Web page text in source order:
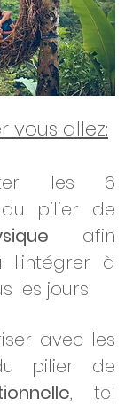
vous allez:
les 6
pilier de
afin
l'intégrer à
les jours.
avec les
pilier de
, tel